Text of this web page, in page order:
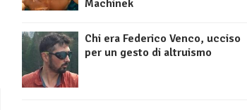
Machinek
Chi era Federico Venco, ucciso
per un gesto di altruismo